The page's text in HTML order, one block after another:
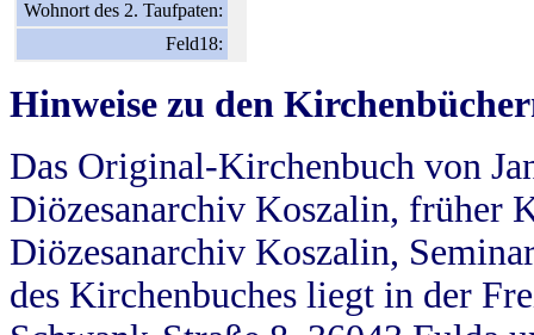
Wohnort des 2. Taufpaten:
Feld18:
Hinweise zu den
Das Original-Kirchenbuch von
Diözesanarchiv Koszalin, früher
Diözesanarchiv Koszalin,
des Kirchenbuches liegt in der